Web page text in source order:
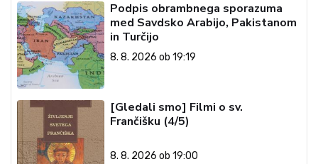
Podpis obrambnega sporazuma
med Savdsko Arabijo, Pakistanom
in Turčijo
8. 8. 2026 ob 19:19
[Gledali smo] Filmi o sv.
Frančišku (4/5)
8. 8. 2026 ob 19:00